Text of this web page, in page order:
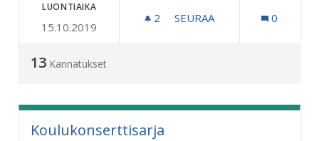
LUONTIAIKA
15.10.2019
2 2 SEURAAJAA
SEURAA 0
13 Kannatukset
Koulukonserttisarja